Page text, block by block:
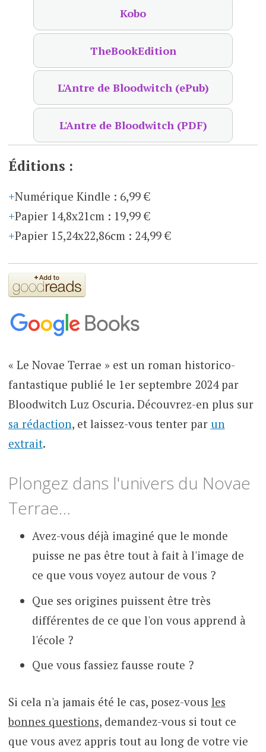
Kobo
TheBookEdition
L'Antre de Bloodwitch (ePub)
L'Antre de Bloodwitch (PDF)
Éditions :
Numérique Kindle : 6,99 €
Papier 14,8x21cm: 19,99 €
Papier 15,24x22,86cm: 24,99 €
« Le Novae Terrae » est un roman historico-
fantastique publié le 1er septembre 2024 par
Bloodwitch Luz Oscuria. Découvrez-en plus sur
sa rédaction, et laissez-vous tenter par un
extrait.
Plongez dans l'univers du Novae
Terrae…
Avez-vous déjà imaginé que le monde
puisse ne pas être tout à fait à l'image de
ce que vous voyez autour de vous ?
Que ses origines puissent être très
différentes de ce que l'on vous apprend à
l'école ?
Que vous fassiez fausse route ?
Si cela n'a jamais été le cas, posez-vous les
bonnes questions, demandez-vous si tout ce
que vous avez appris tout au long de votre vie